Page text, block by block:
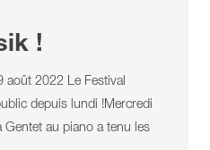
!
août 2022 Le Festival
depuis lundi !Mercredi
au piano a tenu les